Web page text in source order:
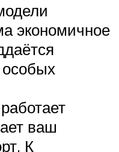
экономичное
особых
ваш
К